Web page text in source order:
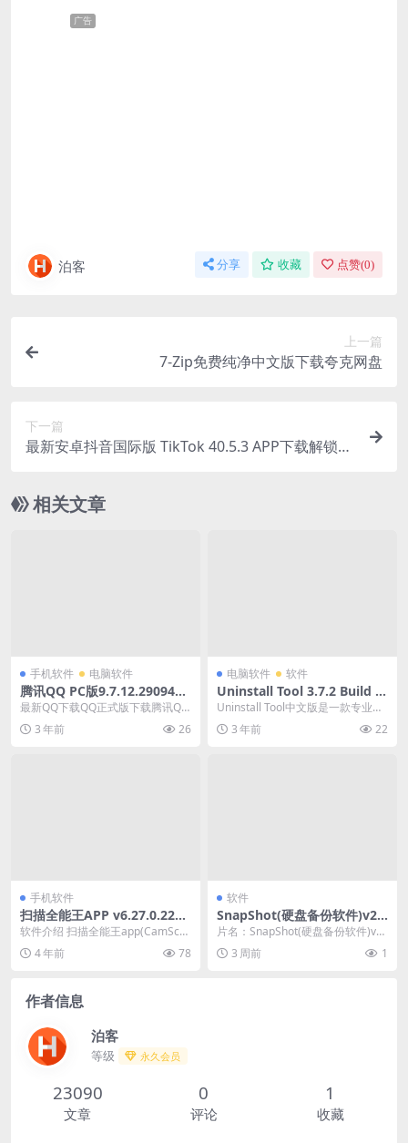
广告
泊客 分享 收藏 点赞(0)
上一篇
7-Zip免费纯净中文版下载夸克网盘
下一篇
最新安卓抖音国际版 TikTok 40.5.3 APP下载解锁版
相关文章
手机软件 电脑软件
腾讯QQ PC版9.7.12.29094去
广告绿色精简版
最新QQ下载QQ正式版下载腾讯QQ
2023最新版下载,腾讯QQ绿色版下
载,最新Q...
3 年前 26
电脑软件 软件
Uninstall Tool 3.7.2 Build 5
702_中文破解版
Uninstall Tool中文版是一款专业的
软件卸载工具.UninstallT...
3 年前 22
手机软件
扫描全能王APP v6.27.0.2210
170000 破解版
软件介绍 扫描全能王app(CamSca
nner)是全球智能扫描引领者.扫描
全能...4 年前 78
软件
SnapShot(硬盘备份软件)v2.
8.8 汉化版
片名：SnapShot(硬盘备份软件)v2.
8.8 汉化版 分类：软件 详情介绍...
3 周前 1
作者信息
泊客
等级 永久会员
23090
文章
0
评论
1
收藏